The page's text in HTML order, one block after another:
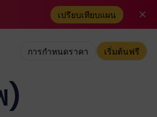
เปรียบเทียบแผน
การกำหนดราคา เริ่มต้นฟรี
)